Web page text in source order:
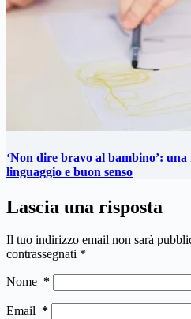
‘Non dire bravo al bambino’:
linguaggio e buon senso
Lascia una risposta
Il tuo indirizzo email non sarà
contrassegnati *
Nome *
Email *